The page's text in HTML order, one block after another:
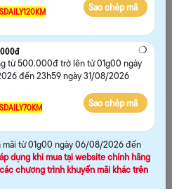
NGAY
GIỎ
Sao chép mã
từ 500.000đ trở lên từ 01g00 ngày
đến 23h59 ngày 31/08/2026
Sao chép mã
mãi từ 01g00 ngày 06/08/2026 đến
dụng khi mua tại website chính hãng
chương trình khuyến mãi khác trên